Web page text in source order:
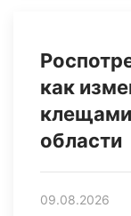
как
области
09.08.2026